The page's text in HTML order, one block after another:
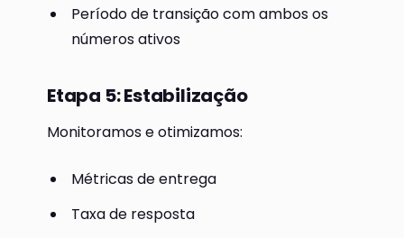
Período de transição com ambos os
números ativos
Etapa 5: Estabilização
Monitoramos e otimizamos:
Métricas de entrega
Taxa de resposta